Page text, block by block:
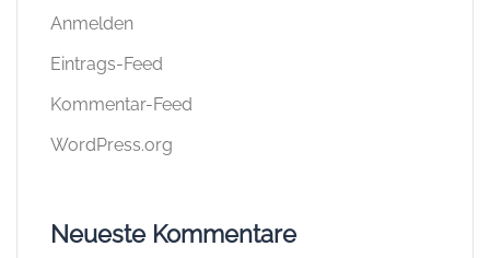
Anmelden
Eintrags-Feed
Kommentar-Feed
WordPress.org
Neueste Kommentare